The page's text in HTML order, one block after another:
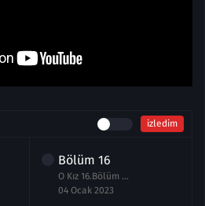
izledim
Bölüm 16
O Kız 16.Bölüm izle
04 Ocak 2023